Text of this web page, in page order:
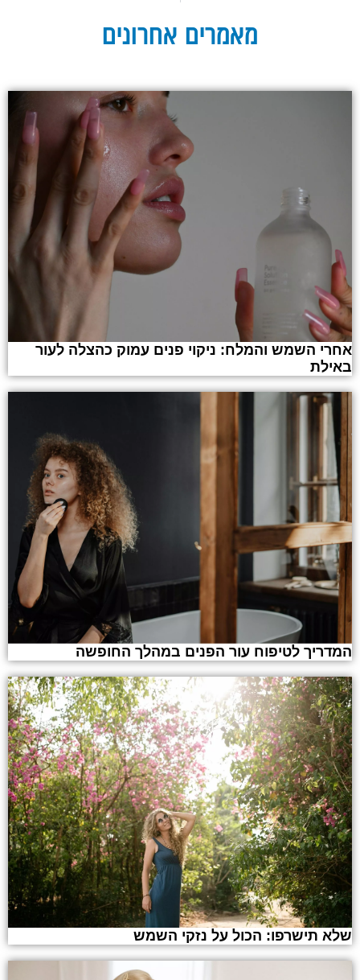
מאמרים אחרונים
אחרי השמש והמלח: ניקוי פנים עמוק כהצלה לעור
באילת
המדריך לטיפוח עור הפנים במהלך החופשה
שלא תישרפו: הכול על נזקי השמש